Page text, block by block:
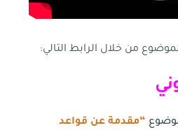
من خلال الرابط التالي:
“مقدمة عن قواعد